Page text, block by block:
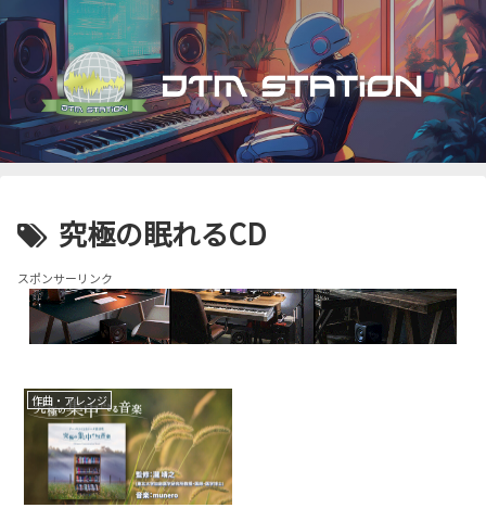
究極の眠れるCD
スポンサーリンク
作曲・アレンジ